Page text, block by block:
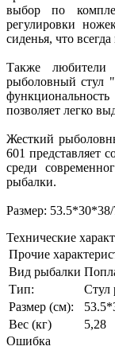
выбор по
регулировки
сиденья, что
Также любители
рыболовный стул
позволяет легко
Жесткий
601 представляет
среди
рыбалки.
Размер:
Технические
Прочие
Вид рыбалки
Тип:
Стул
Размер (см):
Вес (кг)
5,28
Ошибка